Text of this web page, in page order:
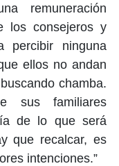
remuneración
los consejeros y
percibir ninguna
ellos no andan
chamba.
sus familiares
de lo que será
que recalcar, es
intenciones.”